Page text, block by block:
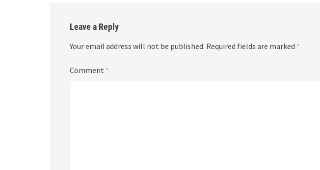
Leave a Reply
Your email address will not be published. Required fields are marked *
Comment *